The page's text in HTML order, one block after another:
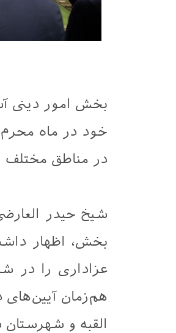
بخش امور دینی
خود در ماه
در مناطق مختلف
شیخ حیدر
بخش، اظهار
عزاداری را در
هم‌زمان آیین‌های
القبه و